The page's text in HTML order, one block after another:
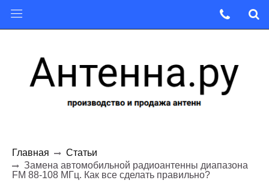
Главная
Статьи
Замена автомобильной радиоантенны диапазона
FM 88-108 МГц. Как все сделать правильно?